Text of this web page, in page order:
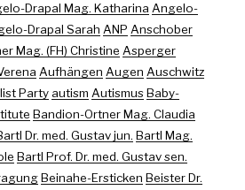
Drapal Mag. Katharina Angelo-
Drapal Sarah ANP Anschober
Mag. (FH) Christine Asperger
Aufhängen Augen Auschwitz
Party autism AutismusBaby-
Bandion-Ortner Mag. Claudia
Dr. med. Gustav jun. Bartl Mag.
Bartl Prof. Dr. med. Gustav sen.
Beinahe-Ersticken Beister Dr.